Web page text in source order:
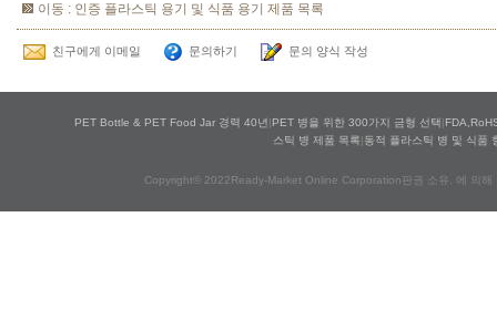
이동 : 인증 플라스틱 용기 및 식품 용기 제품 목록
친구에게 이메일 문의하기 문의 양식 작성
PET Bottle & PET Food Jar 경력 40년 |PET 병을 위한 300가지 금형 선택|
스틱 병 제품 목록|동적 플라스틱 병 및 식품
Copyright© 2022Ready-Market Online Corporation판권 소유. 에 의해